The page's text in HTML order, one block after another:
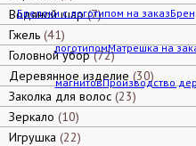
Брелоки с логотипом на заказ
логотипомМатрешка на
магнитовПроизводство
Водяной шар 7
Гжель 41
Головной убор 72
Деревянное изделие 30
Заколка для волос 23
Зеркало 10
Игрушка 22